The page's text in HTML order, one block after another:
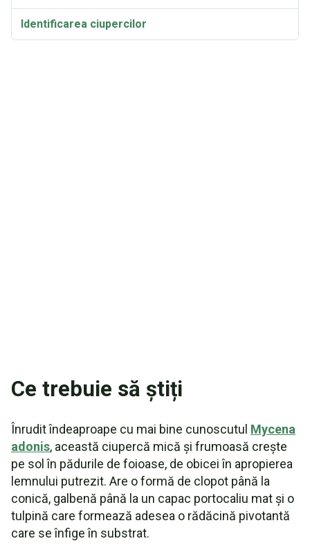
Identificarea ciupercilor
Ce trebuie să știți
Înrudit îndeaproape cu mai bine cunoscutul Mycena
adonis, această ciupercă mică și frumoasă crește
pe sol în pădurile de foioase, de obicei în apropierea
lemnului putrezit. Are o formă de clopot până la
conică, galbenă până la un capac portocaliu mat și o
tulpină care formează adesea o rădăcină pivotantă
care se înfige în substrat.